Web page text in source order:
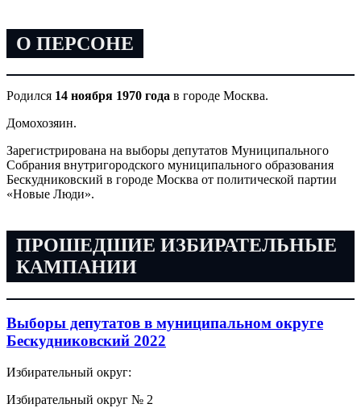
О ПЕРСОНЕ
Родился 14 ноября 1970 года в городе Москва.
Домохозяин.
Зарегистрирована на выборы депутатов Муниципального
Собрания внутригородского муниципального образования
Бескудниковский в городе Москва от политической партии
«Новые Люди».
ПРОШЕДШИЕ ИЗБИРАТЕЛЬНЫЕ
КАМПАНИИ
Выборы депутатов в муниципальном округе
Бескудниковский 2022
Избирательный округ:
Избирательный округ № 2